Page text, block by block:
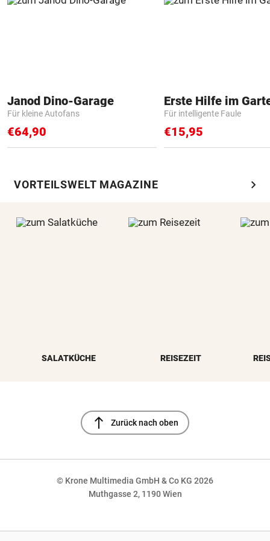
Janod Dino-Garage
Für kleine Autofans
€64,90
Erste Hilfe im
Für intelligente Faule
€15,95
VORTEILSWELT MAGAZINE chevron_right
SALATKÜCHE REISEZEIT
north Zurück nach oben
© Krone Multimedia GmbH & Co KG 2026
Muthgasse 2, 1190 Wien
NaN%